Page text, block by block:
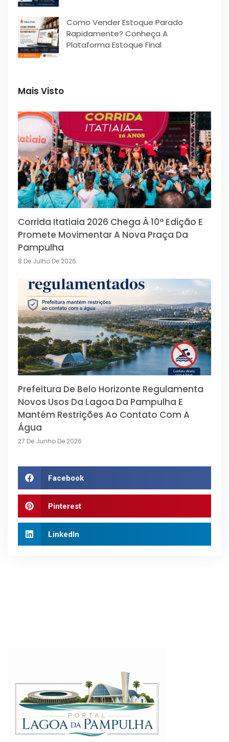
Como Vender Estoque Parado
Rapidamente? Conheça A
Plataforma Estoque Final
Mais Visto
Corrida Itatiaia 2026 Chega À 10ª Edição E
Promete Movimentar A Nova Praça Da
Pampulha
8 De Julho De 2026
Prefeitura De Belo Horizonte Regulamenta
Novos Usos Da Lagoa Da Pampulha E
Mantém Restrições Ao Contato Com A
Água
27 De Junho De 2026
Facebook
Pinterest
LinkedIn